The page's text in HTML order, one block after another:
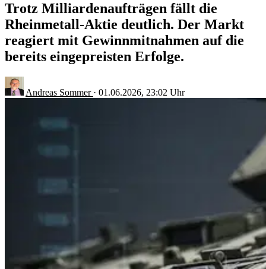
Trotz Milliardenaufträgen fällt die
Rheinmetall-Aktie deutlich. Der Markt
reagiert mit Gewinnmitnahmen auf die
bereits eingepreisten Erfolge.
Andreas Sommer · 01.06.2026, 23:02 Uhr